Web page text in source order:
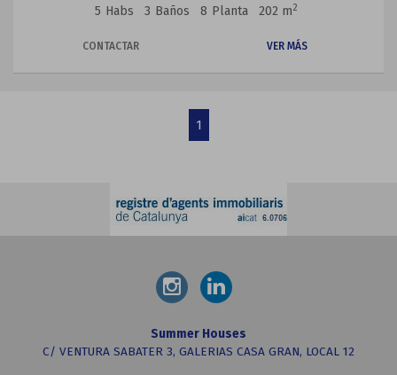
5 Habs 3 Baños 8 Planta 202 m2
CONTACTAR VER MÁS
1
Summer Houses
C/ VENTURA SABATER 3, GALERIAS CASA GRAN, LOCAL 12